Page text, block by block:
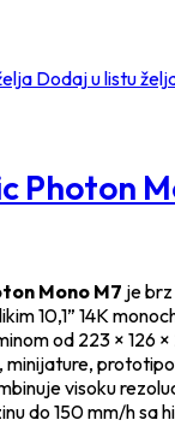
Dodaj u listu
Photon
Mono M7 je
10,1” 14K
od 223 × 126
visoku
do 150 mm/h sa